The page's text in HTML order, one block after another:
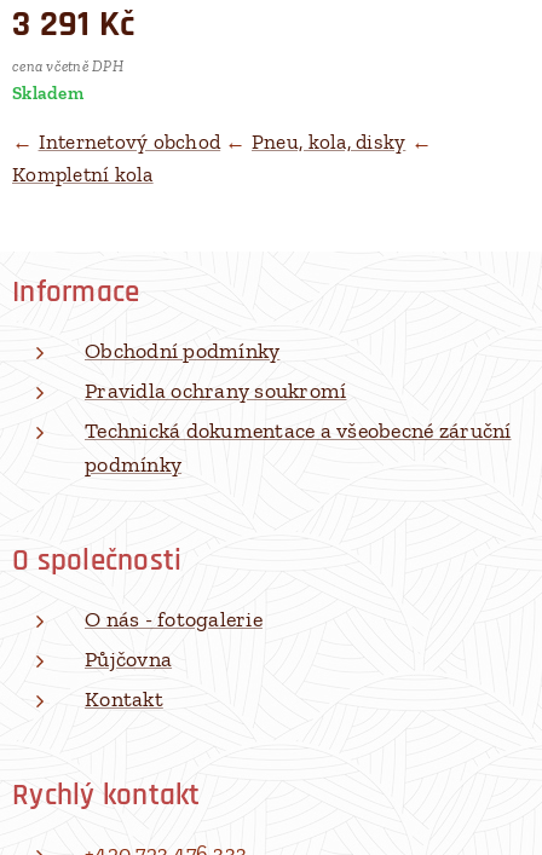
3 291 Kč
cena včetně DPH
Skladem
← Internetový obchod← Pneu, kola, disky ←
Kompletní kola
Informace
Obchodní podmínky
Pravidla ochrany soukromí
Technická dokumentace a všeobecné záruční
podmínky
O společnosti
O nás - fotogalerie
Půjčovna
Kontakt
Rychlý kontakt